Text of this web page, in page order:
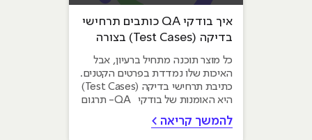
איך בודקי QA כותבים תרחישי
בדיקה (Test Cases) בצורה
מקצועית
כל מוצר תוכנה מתחיל ברעיון, אבל
האיכות שלו נמדדת בפרטים הקטנים.
כתיבת תרחישי בדיקה (Test Cases)
היא האומנות של בודקי QA- תרגום
דרישות...
להמשך קריאה >